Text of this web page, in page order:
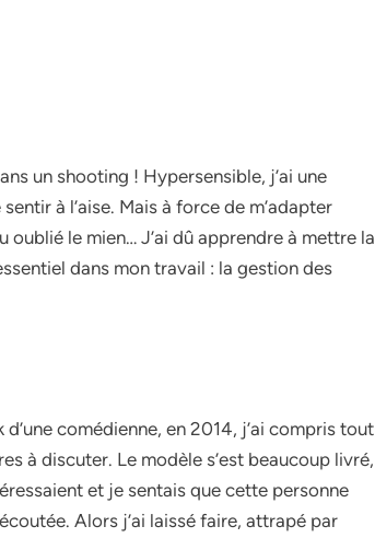
un shooting ! Hypersensible, j’ai une
à l’aise. Mais à force de m’adapter
oublié le mien… J’ai dû apprendre à mettre la
dans mon travail : la gestion des
comédienne, en 2014, j’ai compris tout
à discuter. Le modèle s’est beaucoup livré,
et je sentais que cette personne
Alors j’ai laissé faire, attrapé par